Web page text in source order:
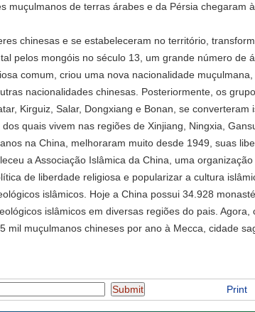
muçulmanos de terras árabes e da Pérsia chegaram
chinesas e se estabeleceram no território,
pelos mongóis no século 13, um grande número de
comum, criou uma nova nacionalidade
nacionalidades chinesas. Posteriormente, os
Kirguiz, Salar, Dongxiang e Bonan, se
quais vivem nas regiões de Xinjiang, Ningxia,
na China, melhoraram muito desde 1949, suas
a Associação Islâmica da China, uma
de liberdade religiosa e popularizar a cultura
islâmicos. Hoje a China possui 34.928
islâmicos em diversas regiões do pais.
mil muçulmanos chineses por ano à Mecca, cidade
Print